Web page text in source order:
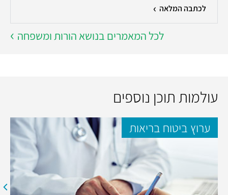
לכתבה המלאה
לכל המאמרים בנושא הורות ומשפחה
עולמות תוכן נוספים
ערוץ ביטוח בריאות